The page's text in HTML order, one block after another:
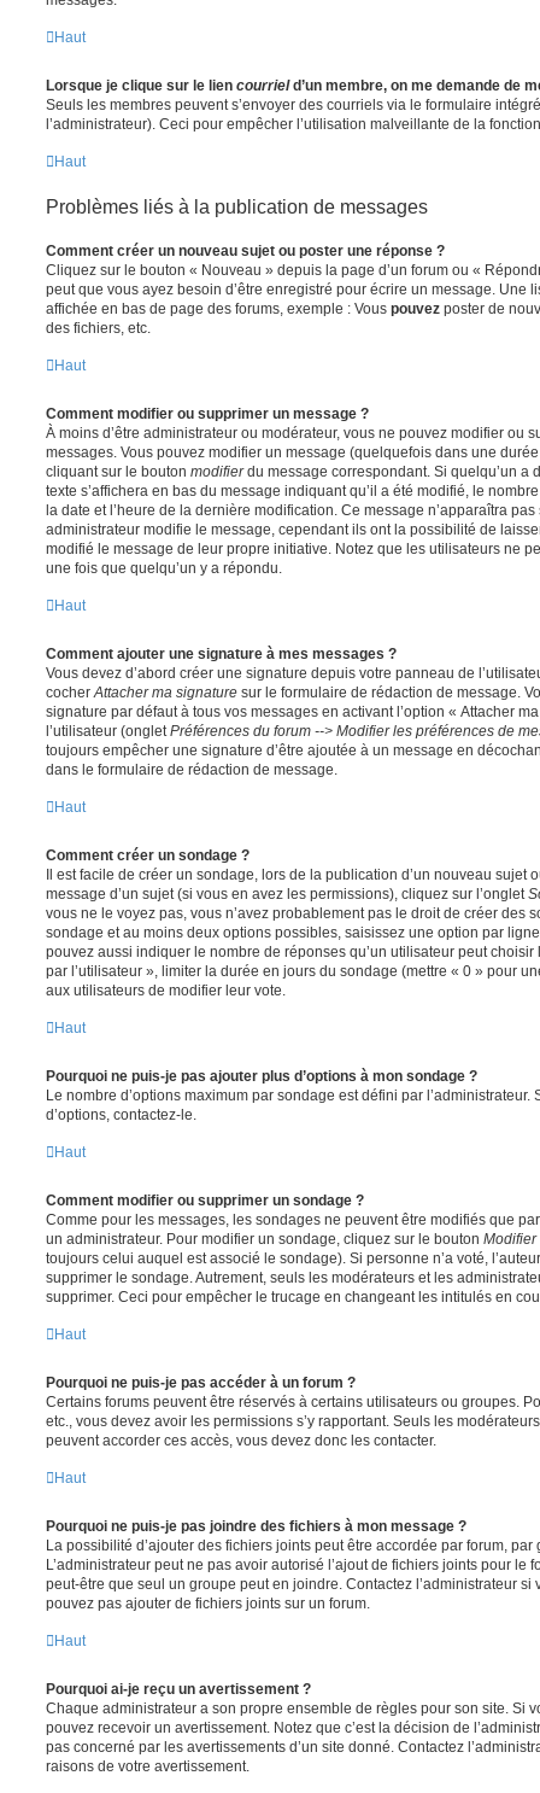
Haut
Lorsque je clique sur le lien courrield’un membre, on me demande de
Seuls les membres peuvent s’envoyer des courriels via le formulaire
l’administrateur). Ceci pour empêcher l’utilisation malveillante de la
Haut
Problèmes liés à la publication de messages
Comment créer un nouveau sujet ou poster une réponse ?
Cliquez sur le bouton « Nouveau » depuis la page d’un forum ou «
peut que vous ayez besoin d’être enregistré pour écrire un message. Une
affichée en bas de page des forums, exemple : Vous pouvez poster de
des fichiers, etc.
Haut
Comment modifier ou supprimer un message ?
À moins d’être administrateur ou modérateur, vous ne pouvez modifier ou
messages. Vous pouvez modifier un message (quelquefois dans une
cliquant sur le bouton modifierdu message correspondant. Si quelqu’un a
texte s’affichera en bas du message indiquant qu’il a été modifié, le
la date et l’heure de la dernière modification. Ce message n’apparaîtra
administrateur modifie le message, cependant ils ont la possibilité de
modifié le message de leur propre initiative. Notez que les utilisateurs ne
une fois que quelqu’un y a répondu.
Haut
Comment ajouter une signature à mes messages ?
Vous devez d’abord créer une signature depuis votre panneau de
cocher Attacher ma signature sur le formulaire de rédaction de message.
signature par défaut à tous vos messages en activant l’option « Attacher
l’utilisateur (onglet Préférences du forum --> Modifier les préférences de
toujours empêcher une signature d’être ajoutée à un message en
dans le formulaire de rédaction de message.
Haut
Comment créer un sondage ?
Il est facile de créer un sondage, lors de la publication d’un nouveau sujet
message d’un sujet (si vous en avez les permissions), cliquez sur l’onglet
vous ne le voyez pas, vous n’avez probablement pas le droit de créer des
sondage et au moins deux options possibles, saisissez une option par
pouvez aussi indiquer le nombre de réponses qu’un utilisateur peut
par l’utilisateur », limiter la durée en jours du sondage (mettre « 0 » pour
aux utilisateurs de modifier leur vote.
Haut
Pourquoi ne puis-je pas ajouter plus d’options à mon sondage ?
Le nombre d’options maximum par sondage est défini par l’administrateur.
d’options, contactez-le.
Haut
Comment modifier ou supprimer un sondage ?
Comme pour les messages, les sondages ne peuvent être modifiés que
un administrateur. Pour modifier un sondage, cliquez sur le bouton Modifier
toujours celui auquel est associé le sondage). Si personne n’a voté,
supprimer le sondage. Autrement, seuls les modérateurs et les
supprimer. Ceci pour empêcher le trucage en changeant les intitulés en
Haut
Pourquoi ne puis-je pas accéder à un forum ?
Certains forums peuvent être réservés à certains utilisateurs ou groupes.
etc., vous devez avoir les permissions s’y rapportant. Seuls les
peuvent accorder ces accès, vous devez donc les contacter.
Haut
Pourquoi ne puis-je pas joindre des fichiers à mon message ?
La possibilité d’ajouter des fichiers joints peut être accordée par forum, par
L’administrateur peut ne pas avoir autorisé l’ajout de fichiers joints pour le
peut-être que seul un groupe peut en joindre. Contactez l’administrateur
pouvez pas ajouter de fichiers joints sur un forum.
Haut
Pourquoi ai-je reçu un avertissement ?
Chaque administrateur a son propre ensemble de règles pour son site. Si
pouvez recevoir un avertissement. Notez que c’est la décision de
pas concerné par les avertissements d’un site donné. Contactez
raisons de votre avertissement.